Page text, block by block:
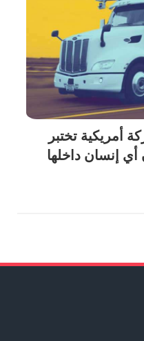
أمريكية تختبر
أي إنسان داخلها